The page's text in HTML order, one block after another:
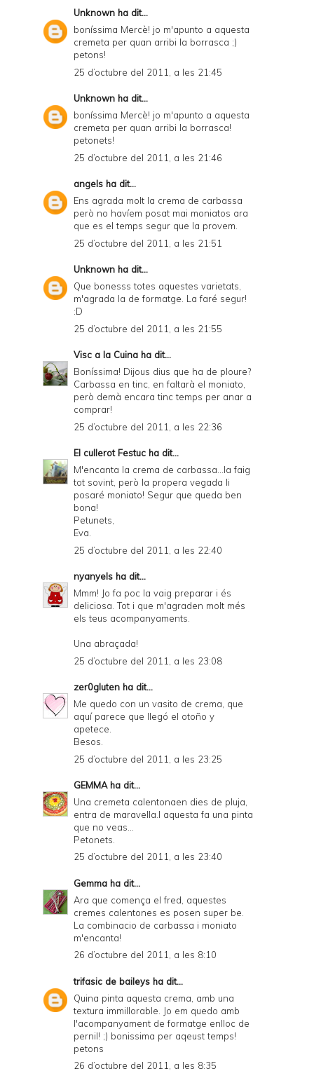
Unknown ha dit...
boníssima Mercè! jo m'apunto a aquesta
cremeta per quan arribi la borrasca ;)
petons!
25 d’octubre del 2011, a les 21:45
Unknown ha dit...
boníssima Mercè! jo m'apunto a aquesta
cremeta per quan arribi la borrasca!
petonets!
25 d’octubre del 2011, a les 21:46
angels ha dit...
Ens agrada molt la crema de carbassa
però no havíem posat mai moniatos ara
que es el temps segur que la provem.
25 d’octubre del 2011, a les 21:51
Unknown ha dit...
Que bonesss totes aquestes varietats,
m'agrada la de formatge. La faré segur!
:D
25 d’octubre del 2011, a les 21:55
Visc a la Cuina ha dit...
Boníssima! Dijous dius que ha de ploure?
Carbassa en tinc, en faltarà el moniato,
però demà encara tinc temps per anar a
comprar!
25 d’octubre del 2011, a les 22:36
El cullerot Festuc ha dit...
M'encanta la crema de carbassa...la faig
tot sovint, però la propera vegada li
posaré moniato! Segur que queda ben
bona!
Petunets,
Eva.
25 d’octubre del 2011, a les 22:40
nyanyels ha dit...
Mmm! Jo fa poc la vaig preparar i és
deliciosa. Tot i que m'agraden molt més
els teus acompanyaments.
Una abraçada!
25 d’octubre del 2011, a les 23:08
zer0gluten ha dit...
Me quedo con un vasito de crema, que
aquí parece que llegó el otoño y
apetece.
Besos.
25 d’octubre del 2011, a les 23:25
GEMMAha dit...
Una cremeta calentonaen dies de pluja,
entra de maravella.I aquesta fa una pinta
que no veas...
Petonets.
25 d’octubre del 2011, a les 23:40
Gemma ha dit...
Ara que comença el fred, aquestes
cremes calentones es posen super be.
La combinacio de carbassa i moniato
m'encanta!
26 d’octubre del 2011, a les 8:10
trifasic de baileys ha dit...
Quina pinta aquesta crema, amb una
textura immillorable. Jo em quedo amb
l'acompanyament de formatge enlloc de
pernil! ;) bonissima per aqeust temps!
petons
26 d’octubre del 2011, a les 8:35